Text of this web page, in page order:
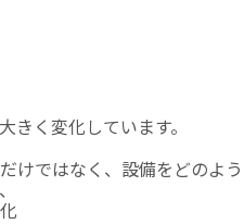
きく変化しています。
けではなく、設備をどのよ